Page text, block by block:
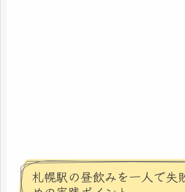
札幌駅の昼飲みを一人で失